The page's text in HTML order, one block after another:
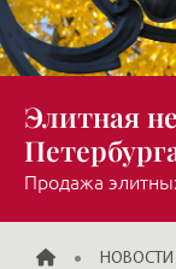
Элитная
Продажа
ГЛАВНАЯ